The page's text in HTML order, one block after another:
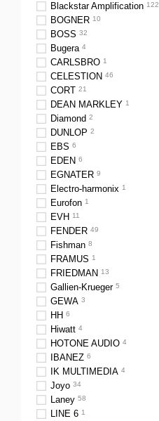
Blackstar Amplification 122
BOGNER 10
BOSS 32
Bugera 4
CARLSBRO 1
CELESTION 46
CORT 21
DEAN MARKLEY 1
Diamond 2
DUNLOP 2
EBS 6
EDEN 6
EGNATER 9
Electro-harmonix 1
Eurofon 1
EVH 11
FENDER 49
Fishman 8
FRAMUS 1
FRIEDMAN 13
Gallien-Krueger 5
GEWA 3
HH 6
Hiwatt 4
HOTONE AUDIO 4
IBANEZ 6
IK MULTIMEDIA 4
Joyo 34
Laney 58
LINE 6 1